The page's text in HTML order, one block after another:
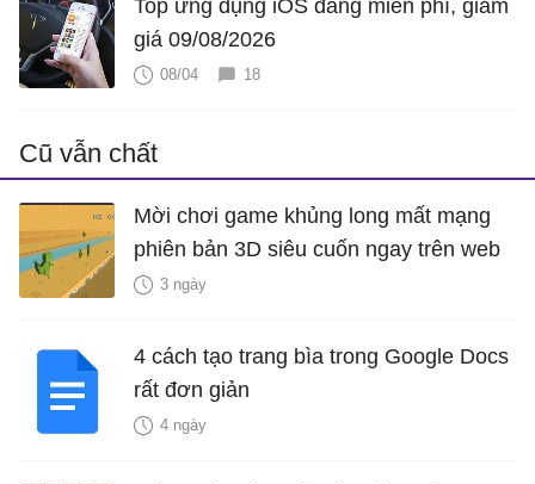
Top ứng dụng iOS đang miễn phí, giảm
giá 09/08/2026
08/04 18
Cũ vẫn chất
Mời chơi game khủng long mất mạng
phiên bản 3D siêu cuốn ngay trên web
3 ngày
4 cách tạo trang bìa trong Google Docs
rất đơn giản
4 ngày